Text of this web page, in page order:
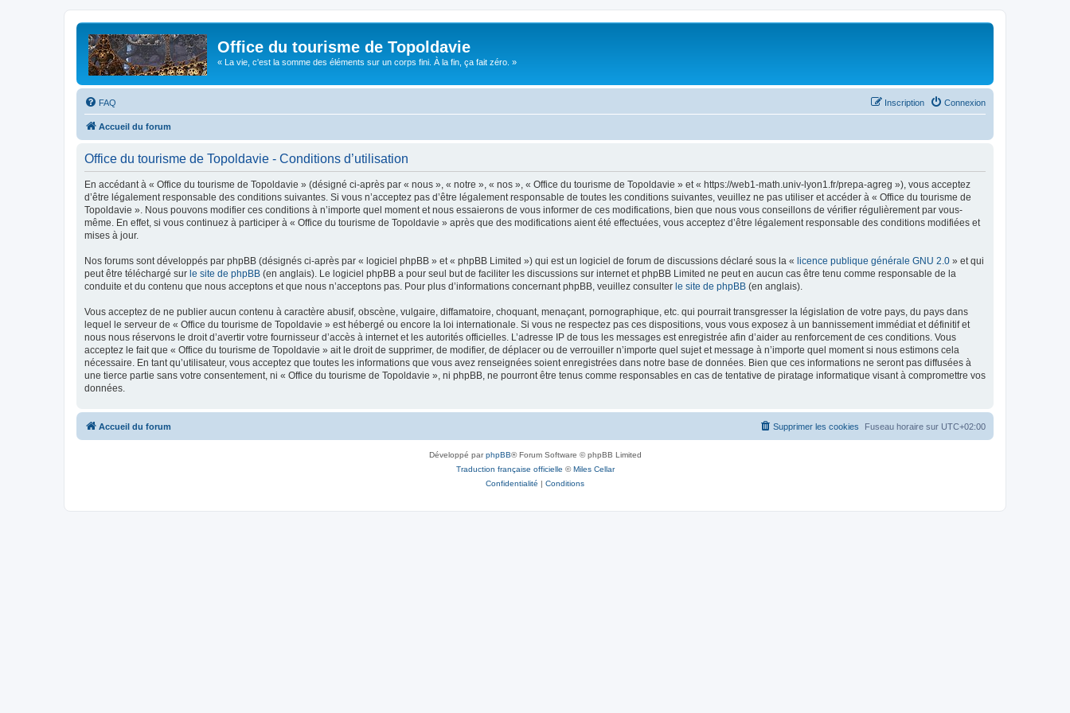
Office du tourisme de Topoldavie
« La vie, c'est la somme des éléments sur un corps fini. À la fin, ça fait zéro. »
FAQ Connexion
Inscription
Accueil du forum
Office du tourisme de Topoldavie - Conditions d’utilisation
En accédant à « Office du tourisme de Topoldavie » (désigné ci-après par « nous », « notre », « nos », « Office du tourisme de Topoldavie » et « https://web1-math.univ-lyon1.fr/prepa-agreg »), vous acceptez
d’être légalement responsable des conditions suivantes. Si vous n’acceptez pas d’être légalement responsable de toutes les conditions suivantes, veuillez ne pas utiliser et accéder à « Office du tourisme de
Topoldavie ». Nous pouvons modifier ces conditions à n’importe quel moment et nous essaierons de vous informer de ces modifications, bien que nous vous conseillons de vérifier régulièrement par vous-
même. En effet, si vous continuez à participer à « Office du tourisme de Topoldavie » après que des modifications aient été effectuées, vous acceptez d’être légalement responsable des conditions modifiées et
mises à jour.
Nos forums sont développés par phpBB (désignés ci-après par « logiciel phpBB » et « phpBB Limited ») qui est un logiciel de forum de discussions déclaré sous la « licence publique générale GNU 2.0 » et qui
peut être téléchargé sur le site de phpBB (en anglais). Le logiciel phpBB a pour seul but de faciliter les discussions sur internet et phpBB Limited ne peut en aucun cas être tenu comme responsable de la
conduite et du contenu que nous acceptons et que nous n’acceptons pas. Pour plus d’informations concernant phpBB, veuillez consulter le site de phpBB (en anglais).
Vous acceptez de ne publier aucun contenu à caractère abusif, obscène, vulgaire, diffamatoire, choquant, menaçant, pornographique, etc. qui pourrait transgresser la législation de votre pays, du pays dans
lequel le serveur de « Office du tourisme de Topoldavie » est hébergé ou encore la loi internationale. Si vous ne respectez pas ces dispositions, vous vous exposez à un bannissement immédiat et définitif et
nous nous réservons le droit d’avertir votre fournisseur d’accès à internet et les autorités officielles. L’adresse IP de tous les messages est enregistrée afin d’aider au renforcement de ces conditions. Vous
acceptez le fait que « Office du tourisme de Topoldavie » ait le droit de supprimer, de modifier, de déplacer ou de verrouiller n’importe quel sujet et message à n’importe quel moment si nous estimons cela
nécessaire. En tant qu’utilisateur, vous acceptez que toutes les informations que vous avez renseignées soient enregistrées dans notre base de données. Bien que ces informations ne seront pas diffusées à
une tierce partie sans votre consentement, ni « Office du tourisme de Topoldavie », ni phpBB, ne pourront être tenus comme responsables en cas de tentative de piratage informatique visant à compromettre vos
données.
Accueil du forum Fuseau horaire sur UTC+02:00
Supprimer les cookies
Développé parphpBB® Forum Software © phpBB Limited
Traduction française officielle ©Miles Cellar
Confidentialité | Conditions